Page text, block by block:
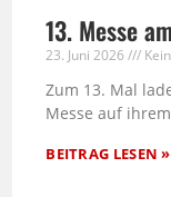
13. Messe
23. Juni 2026
Zum 13. Mal
Messe auf
BEITRAG LESEN »